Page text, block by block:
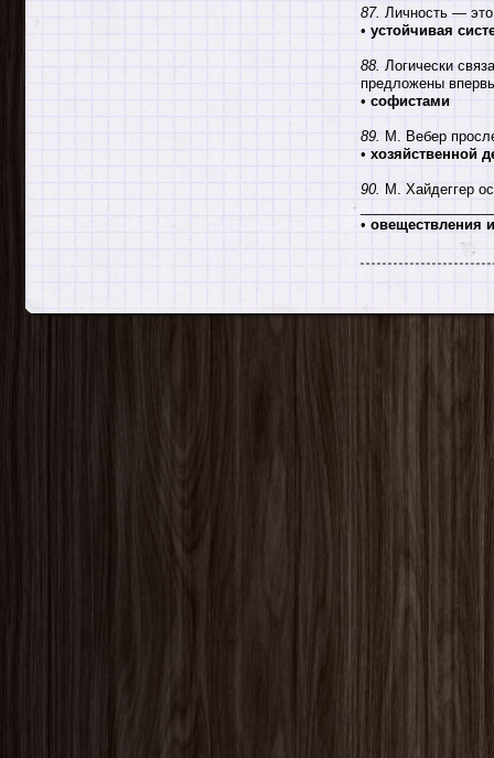
87. Личность —
• устойчивая
88. Логически
предложены
• софистами
89. М. Вебер
• хозяйственной
90. М. Хайдеггер
• овеществления